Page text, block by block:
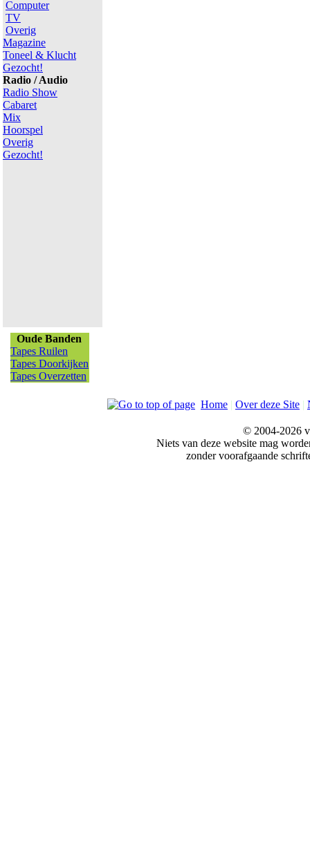
Computer
TV
Overig
Magazine
Toneel & Klucht
Gezocht!
Radio / Audio
Radio Show
Cabaret
Mix
Hoorspel
Overig
Gezocht!
Oude Banden
Tapes Ruilen
Tapes Doorkijken
Tapes Overzetten
Home | Over deze Site |
© 2004-2026
Niets van deze website mag
zonder voorafgaande